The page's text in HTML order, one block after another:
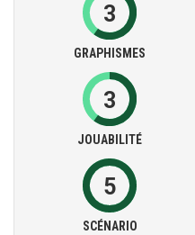
3
GRAPHISMES
3
JOUABILITÉ
5
SCÉNARIO